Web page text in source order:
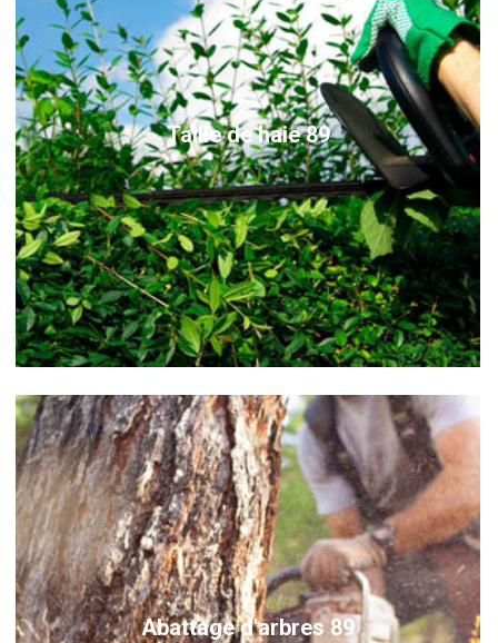
Taille de haie 89
Abattage d'arbres 89